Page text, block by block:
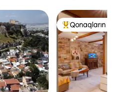
Populyar
Qonaqların